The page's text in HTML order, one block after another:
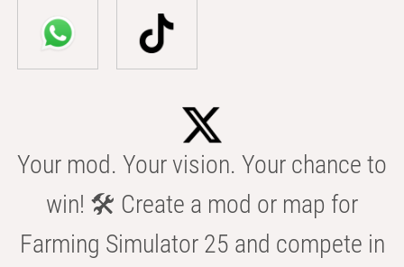
Your mod. Your vision. Your chance to
win! 🛠️ Create a mod or map for
Farming Simulator 25 and compete in